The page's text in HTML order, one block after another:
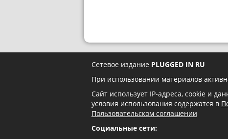
Сетевое издание PLUGGED IN RU
При использовании материалов
Сайт использует IP-адреса, cookie и
условия использования содержатся в
Пользовательском соглашении
Социальные сети: